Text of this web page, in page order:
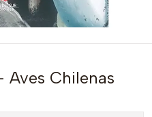
Aves Chilenas